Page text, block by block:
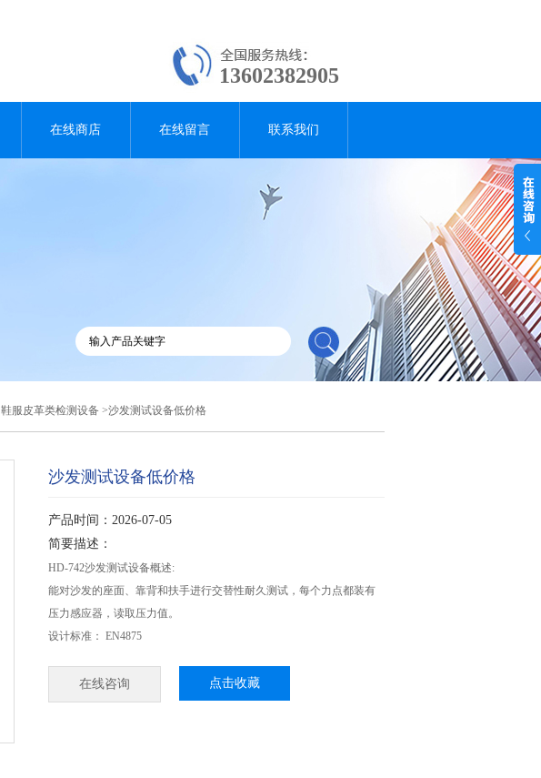
13602382905
在线商店 在线留言 联系我们
鞋服皮革类检测设备 >沙发测试设备低价格
沙发测试设备低价格
产品时间：2026-07-05
简要描述：
HD-742沙发测试设备概述:
能对沙发的座面、靠背和扶手进行交替性耐久测试，每个力点都装有
压力感应器，读取压力值。
设计标准： EN4875
在线咨询 点击收藏